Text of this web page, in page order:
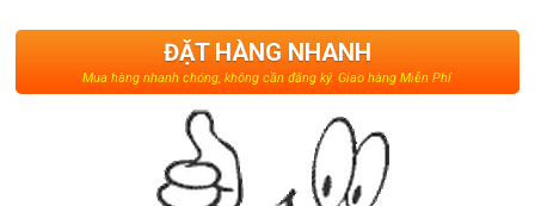
ĐẶT HÀNG NHANH
Mua hàng nhanh chóng, không cần đăng ký. Giao hàng Miễn Phí